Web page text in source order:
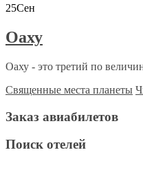
25Сен
Оаху
Оаху - это третий по
Священные места планеты
Заказ авиабилетов
Поиск отелей